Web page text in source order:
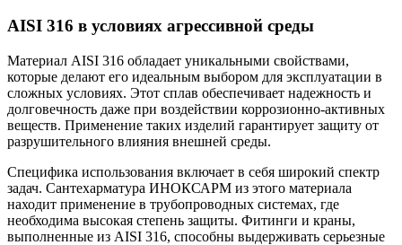
AISI 316 в условиях агрессивной среды
Материал AISI 316 обладает уникальными свойствами,
которые делают его идеальным выбором для эксплуатации в
сложных условиях. Этот сплав обеспечивает надежность и
долговечность даже при воздействии коррозионно-активных
веществ. Применение таких изделий гарантирует защиту от
разрушительного влияния внешней среды.
Специфика использования включает в себя широкий спектр
задач. Сантехарматура ИНОКСАРМ из этого материала
находит применение в трубопроводных системах, где
необходима высокая степень защиты. Фитинги и краны,
выполненные из AISI 316, способны выдерживать серьезные